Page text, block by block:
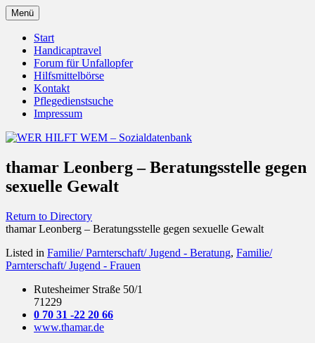
Zum
Inhalt
springen
WER HILFT WEM –
Sozialdatenbank
Menü
Start
Handicaptravel
Forum für Unfallopfer
Hilfsmittelbörse
Kontakt
Pflegedienstsuche
Impressum
thamar Leonberg – Beratungsstelle gegen
sexuelle Gewalt
Return to Directory
thamar Leonberg – Beratungsstelle gegen sexuelle Gewalt
Listed in Familie/ Parnterschaft/ Jugend - Beratung, Familie/
Parnterschaft/ Jugend - Frauen
Rutesheimer Straße 50/1
71229
0 70 31 -22 20 66
www.thamar.de